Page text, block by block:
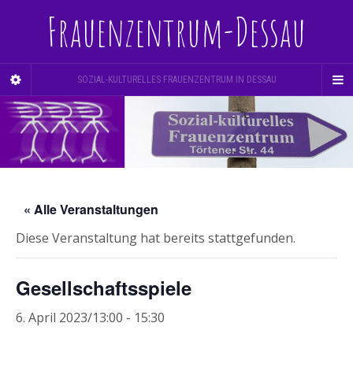
Frauenzentrum-Dessau
SOZIAL-KULTURELLES FRAUENZENTRUM IN DESSAU
« Alle Veranstaltungen
Diese Veranstaltung hat bereits stattgefunden.
Gesellschaftsspiele
6. April 2023/13:00 - 15:30